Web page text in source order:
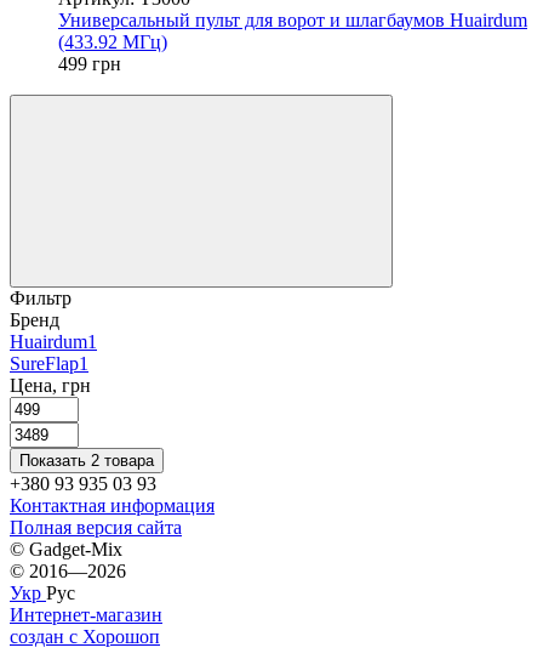
Универсальный пульт для ворот и шлагбаумов Huairdum
(433.92 МГц)
499 грн
Фильтр
Бренд
Huairdum1
SureFlap1
Цена, грн
Показать 2 товара
+380 93 935 03 93
Контактная информация
Полная версия сайта
© Gadget-Mix
© 2016—2026
Укр Рус
Интернет-магазин
создан с Хорошоп